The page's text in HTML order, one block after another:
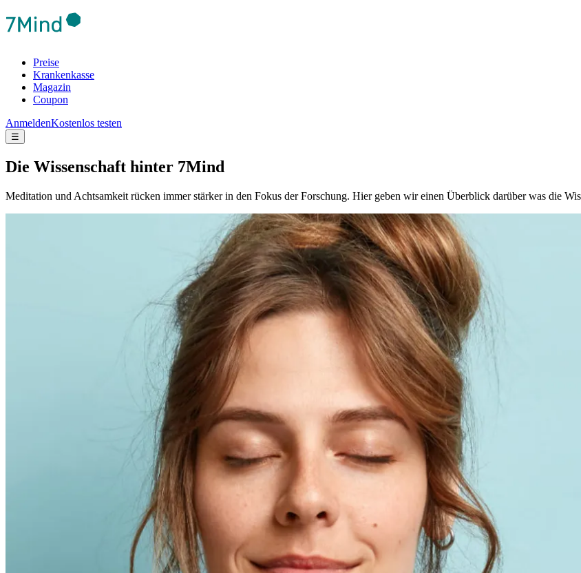
Preise
Krankenkasse
Magazin
Coupon
AnmeldenKostenlos testen
☰
Die Wis­sen­schaft hinter 7Mind
Meditation und Achtsamkeit rücken immer stärker in den Fokus der Forschung. Hier geben wir einen Überblick darüber was die